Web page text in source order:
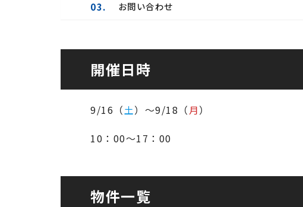
お問い合わせ
開催日時
9/16（土）～9/18（ 月）
10：00～17：00
物件一覧